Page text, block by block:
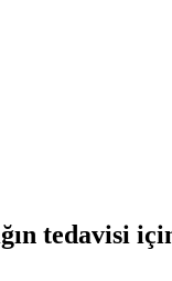
tedavisi